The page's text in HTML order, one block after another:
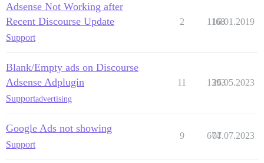
Adsense Not Working after
Recent Discourse Update
Support
2 1168
16.01.2019
Blank/Empty ads on Discourse
Adsense Adplugin
Supportadvertising
11 1393
26.05.2023
Google Ads not showing
Support
9 674
07.07.2023